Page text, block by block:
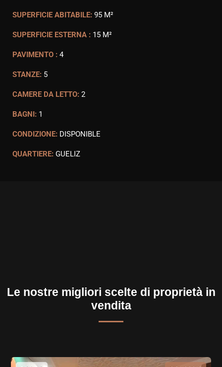
SUPERFICIE ABITABILE: 95 M²
SUPERFICIE ESTERNA : 15 M²
PAVIMENTO : 4
STANZE: 5
CAMERE DA LETTO: 2
BAGNI: 1
CONDIZIONE: DISPONIBLE
QUARTIERE: GUELIZ
Le nostre migliori scelte di proprietà in
vendita